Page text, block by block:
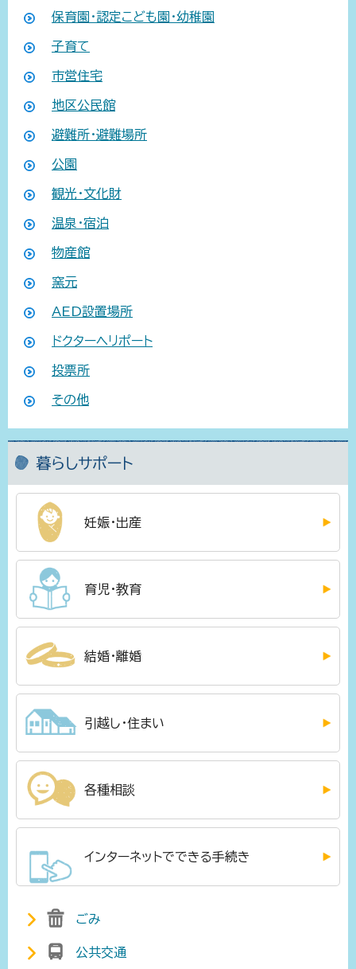
保育園・認定こども園・幼稚園
子育て
市営住宅
地区公民館
避難所・避難場所
公園
観光・文化財
温泉・宿泊
物産館
窯元
AED設置場所
ドクターヘリポート
投票所
その他
暮らしサポート
妊娠・出産
育児・教育
結婚・離婚
引越し・住まい
各種相談
インターネットでできる手続き
ごみ
公共交通